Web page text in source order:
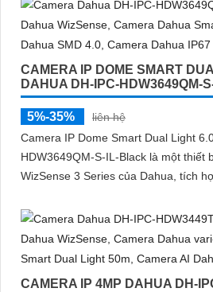
CAMERA IP DOME SMART
DAHUA DH-IPC-HDW3649QM-
5%-35%
liên hệ
Camera IP Dome Smart Dual Light
HDW3649QM-S-IL-Black là một thiết
WizSense 3 Series của Dahua, tích
CAMERA IP 4MP DAHUA DH-